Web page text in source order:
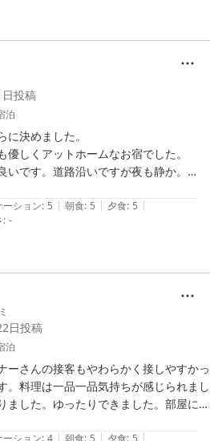
普通の敷布団だった。
投稿
泊
決めました。
しくアットホームなお宿でした。
です。道路沿いですが夜も静か。
してしまって申し訳なかったです。
ワンコご飯もボリュームタップリ。
いう間に完食。
されており良い香りがしました。
た機会が御座いましたらお泊りしたい
り、親切にして下さり楽しい思い出が出
ーション: 5 | 朝食: 5 | 夕食: 5 |
: -
日投稿
泊
ーさんの接客もやわらかく接しやすかっ
。料理は一品一品気持ちが感じられまし
ました。ゆったりできました。部屋に冷
あります。ドックランが芝もしくは人
ーション: 4 | 朝食: 5 | 夕食: 5 |